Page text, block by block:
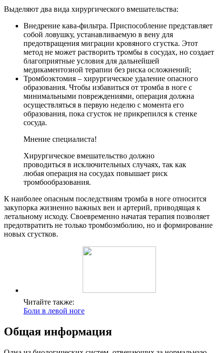
Выделяют два вида хирургического вмешательства:
Внедрение кава-фильтра. Приспособление представляет
собой ловушку, устанавливаемую в вену для
предотвращения миграции кровяного сгустка. Этот
метод не может растворить тромбы в сосудах, но создает
благоприятные условия для дальнейшей
медикаментозной терапии без риска осложнений;
Тромбоэктомия – хирургическое удаление опасного
образования. Чтобы избавиться от тромба в ноге с
минимальными повреждениями, операция должна
осуществляться в первую неделю с момента его
образования, пока сгусток не прикрепился к стенке
сосуда.
Мнение специалиста!
Хирургическое вмешательство должно
проводиться в исключительных случаях, так как
любая операция на сосудах повышает риск
тромбообразования.
К наиболее опасным последствиям тромба в ноге относится
закупорка жизненно важных вен и артерий, приводящая к
летальному исходу. Своевременно начатая терапия позволяет
предотвратить не только тромбоэмболию, но и формирование
новых сгустков.
Читайте также:
Боли в левой ноге
Общая информация